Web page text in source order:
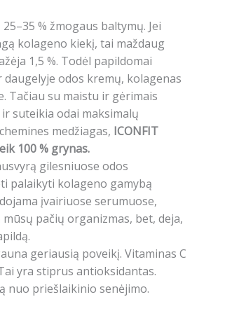
% žmogaus baltymų. Jei
kolageno kiekį, tai maždaug
1,5 %. Todėl papildomai
odos kremų, kolagenas
Tačiau su maistu ir gėrimais
suteikia odai maksimalų
medžiagas, ICONFIT
100 % grynas.
gilesniuose odos
palaikyti kolageno gamybą
įvairiuose serumuose,
pačių organizmas, bet, deja,
geriausią poveikį. Vitaminas C
yra stiprus antioksidantas.
nuo priešlaikinio senėjimo.